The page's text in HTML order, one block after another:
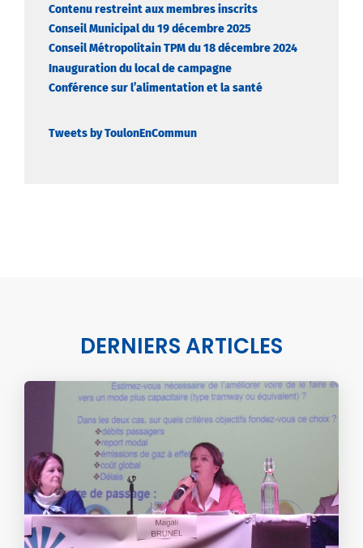
Contenu restreint aux membres inscrits
Conseil Municipal du 19 décembre 2025
Conseil Métropolitain TPM du 18 décembre 2024
Inauguration du local de campagne
Conférence sur l’alimentation et la santé
Tweets by ToulonEnCommun
DERNIERS ARTICLES